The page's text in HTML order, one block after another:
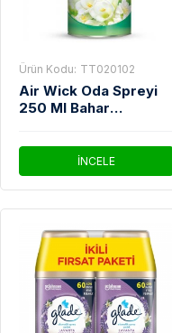
Ürün Kodu: TT020102
Air Wick Oda Spreyi
250 Ml Bahar
İNCELE